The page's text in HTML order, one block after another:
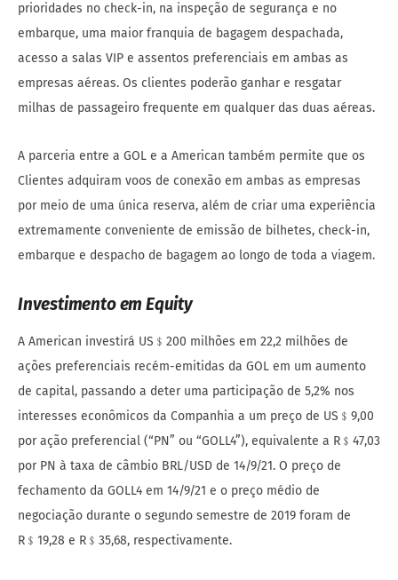
prioridades no check-in, na inspeção de segurança e no
embarque, uma maior franquia de bagagem despachada,
acesso a salas VIP e assentos preferenciais em ambas as
empresas aéreas. Os clientes poderão ganhar e resgatar
milhas de passageiro frequente em qualquer das duas aéreas.
A parceria entre a GOL e a American também permite que os
Clientes adquiram voos de conexão em ambas as empresas
por meio de uma única reserva, além de criar uma experiência
extremamente conveniente de emissão de bilhetes, check-in,
embarque e despacho de bagagem ao longo de toda a viagem.
Investimento em Equity
A American investirá US﹩200 milhões em 22,2 milhões de
ações preferenciais recém-emitidas da GOL em um aumento
de capital, passando a deter uma participação de 5,2% nos
interesses econômicos da Companhia a um preço de US﹩9,00
por ação preferencial (“PN” ou “GOLL4”), equivalente a R﹩47,03
por PN à taxa de câmbio BRL/USD de 14/9/21. O preço de
fechamento da GOLL4 em 14/9/21 e o preço médio de
negociação durante o segundo semestre de 2019 foram de
R﹩19,28 e R﹩35,68, respectivamente.